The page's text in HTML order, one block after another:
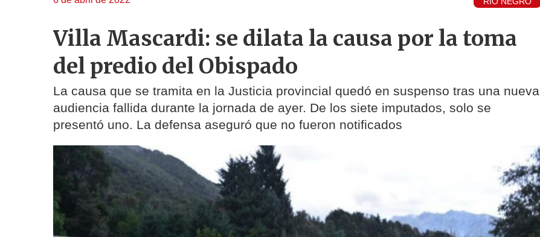
Villa Mascardi: se dilata la causa por la toma
del predio del Obispado
La causa que se tramita en la Justicia provincial quedó en suspenso tras una nueva
audiencia fallida durante la jornada de ayer. De los siete imputados, solo se
presentó uno. La defensa aseguró que no fueron notificados